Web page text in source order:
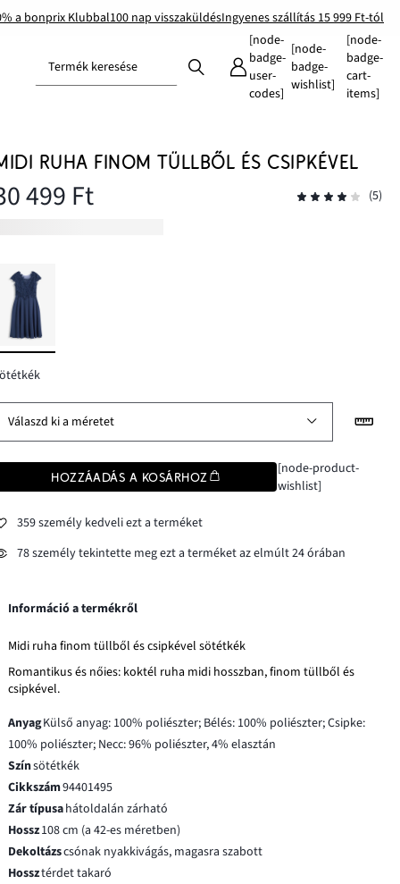
a bonprix Klubbal100 nap visszaküldésIngyenes szállítás 15 999 Ft-tól
Termék keresése
[node-
badge-
user-
codes]
[node-
badge-
wishlist]
[node-
badge-
cart-
items]
RUHA FINOM TÜLLBŐL ÉS CSIPKÉVEL
499 Ft (5)
Válaszd ki a méretet
HOZZÁADÁS A KOSÁRHOZ
[node-product-
wishlist]
359 személy kedveli ezt a terméket
78 személy tekintette meg ezt a terméket az elmúlt 24 órában
Információ a termékről
Midi ruha finom tüllből és csipkével sötétkék
Romantikus és nőies: koktél ruha midi hosszban, finom tüllből és
csipkével.
AnyagKülső anyag: 100% poliészter; Bélés: 100% poliészter; Csipke:
100% poliészter; Necc: 96% poliészter, 4% elasztán
Színsötétkék
Cikkszám94401495
Zár típusahátoldalán zárható
Hossz108 cm (a 42-es méretben)
Dekoltázscsónak nyakkivágás, magasra szabott
Hossztérdet takaró